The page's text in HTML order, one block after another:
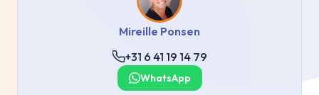
Mireille Ponsen
+31 6 41 19 14 79
WhatsApp